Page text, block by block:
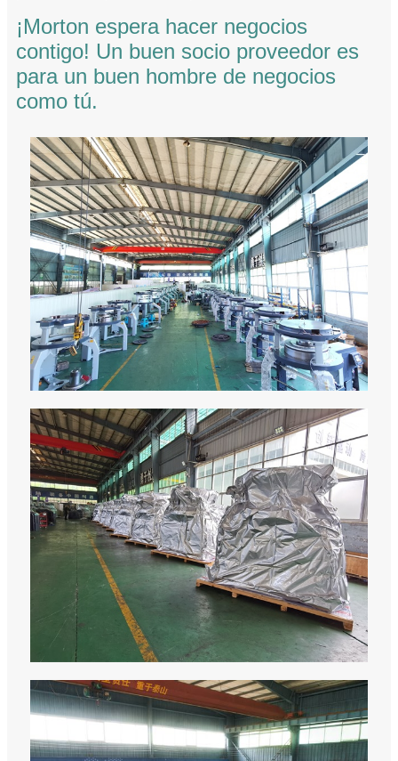
¡Morton espera hacer negocios
contigo! Un buen socio proveedor es
para un buen hombre de negocios
como tú.